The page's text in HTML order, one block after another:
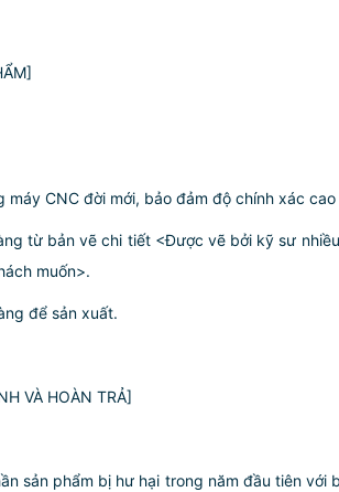
máy CNC đời mới, bảo đảm độ chính xác
từ bản vẽ chi tiết <Được vẽ bởi kỹ sư
muốn>.
để sản xuất.
VÀ HOÀN TRẢ]
sản phẩm bị hư hại trong năm đầu tiên